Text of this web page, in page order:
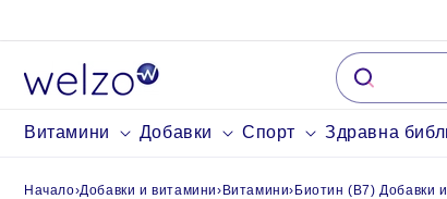
Витамини Добавки Спорт Здравна
Начало›Добавки и витамини› Витамини› Биотин (B7) Добавки